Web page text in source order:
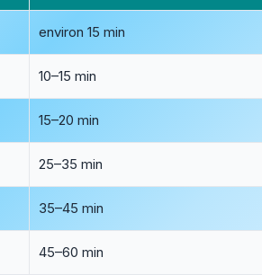
environ 15 min
10–15 min
15–20 min
25–35 min
35–45 min
45–60 min